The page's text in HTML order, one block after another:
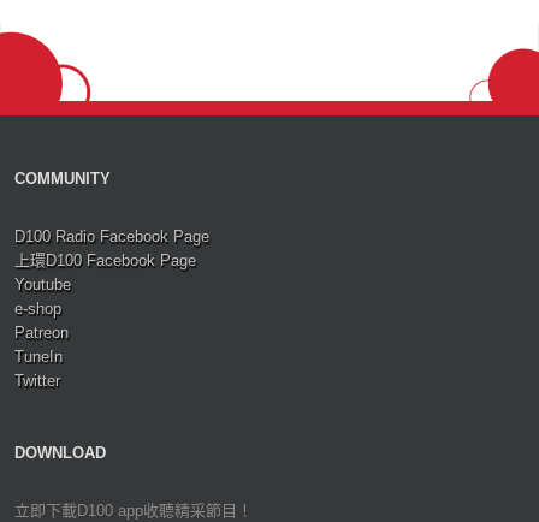
COMMUNITY
D100 Radio Facebook Page
上環D100 Facebook Page
Youtube
e-shop
Patreon
TuneIn
Twitter
DOWNLOAD
立即下載D100 app收聽精采節目！